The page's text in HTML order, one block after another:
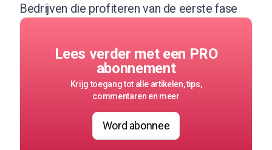
Bedrijven die profiteren van de eerste fase
Lees verder met een PRO
abonnement
Krijg toegang tot alle artikelen, tips,
commentaren en meer
Word abonnee